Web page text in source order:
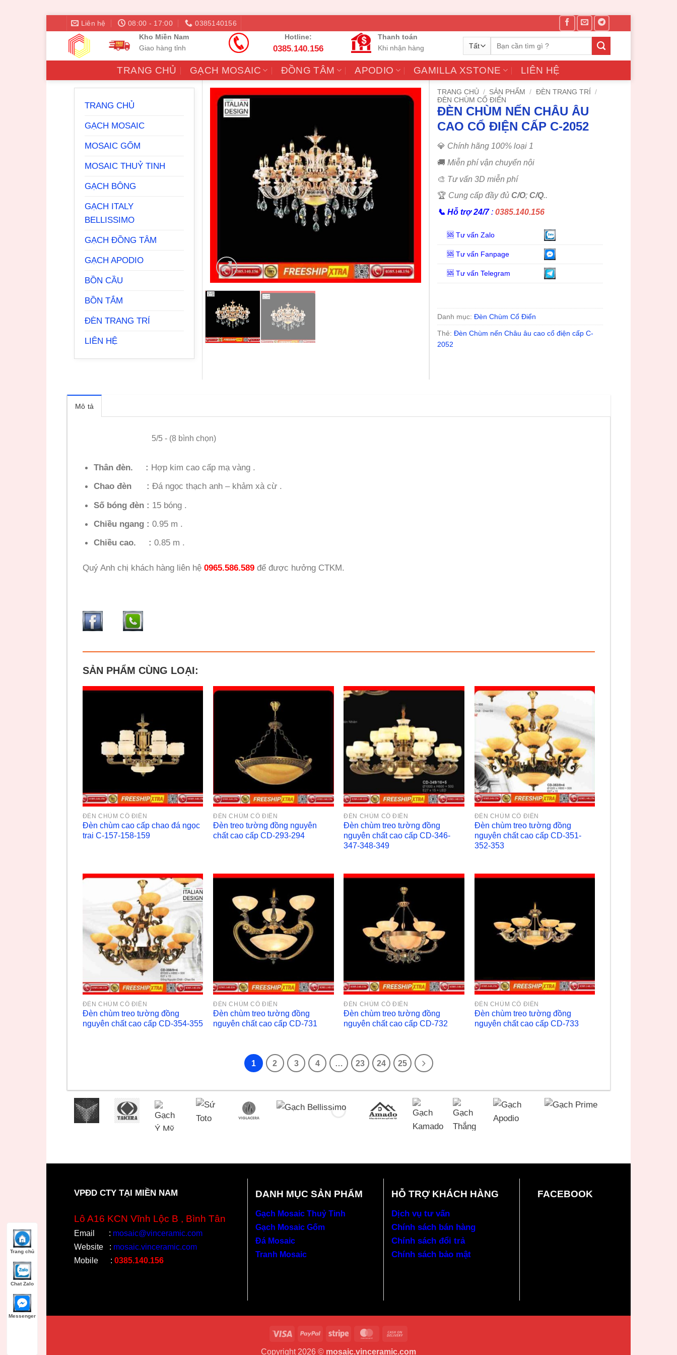
dung
Liên hệ 08:00 - 17:00
0385140156
Kho Miền Nam
Giao hàng tỉnh
Hotline:
0385.140.156
Thanh toán
Khi nhận hàng
Tìm
TRANG CHỦ GẠCH MOSAIC ĐỒNG TÂM APODIO GAMILLA XSTONE LIÊN HỆ
TRANG CHỦ
GẠCH MOSAIC
MOSAIC GỐM
MOSAIC THUỶ TINH
GẠCH BÔNG
GẠCH ITALY
BELLISSIMO
GẠCH ĐỒNG TÂM
GẠCH APODIO
BỒN CẦU
BỒN TẮM
ĐÈN TRANG TRÍ
LIÊN HỆ
TRANG CHỦ / SẢN PHẨM / ĐÈN TRANG TRÍ /
ĐÈN CHÙM CỔ ĐIỂN
ĐÈN CHÙM NẾN CHÂU ÂU
CAO CỔ ĐIỆN CẤP C-2052
💎 Chính hãng 100% loại 1
🚚 Miễn phí vận chuyển nội
🎨 Tư vấn 3D miễn phí
🏆 Cung cấp đầy đủ C/O; C/Q..
📞 Hỗ trợ 24/7: 0385.140.156
🆘 Tư vấn Zalo
🆘 Tư vấn Fanpage
🆘 Tư vấn Telegram
Danh mục: Đèn Chùm Cổ Điển
Thẻ: Đèn Chùm nến Châu âu cao cổ điện cấp C-
2052
Mô tả
5/5 - (8 bình chọn)
Thân đèn. : Hợp kim cao cấp mạ vàng .
Chao đèn : Đá ngọc thạch anh – khảm xà cừ .
Số bóng đèn : 15 bóng .
Chiều ngang : 0.95 m .
Chiều cao. : 0.85 m .
Quý Anh chị khách hàng liên hệ 0965.586.589 để được hưởng CTKM.
SẢN PHẨM CÙNG LOẠI:
ĐÈN CHÙM CỔ ĐIỂN
Đèn chùm cao cấp chao đá ngọc
trai C-157-158-159
ĐÈN CHÙM CỔ ĐIỂN
Đèn treo tường đồng nguyên
chất cao cấp CD-293-294
ĐÈN CHÙM CỔ ĐIỂN
Đèn chùm treo tường đồng
nguyên chất cao cấp CD-346-
347-348-349
ĐÈN CHÙM CỔ ĐIỂN
Đèn chùm treo tường đồng
nguyên chất cao cấp CD-351-
352-353
ĐÈN CHÙM CỔ ĐIỂN
Đèn chùm treo tường đồng
nguyên chất cao cấp CD-354-355
ĐÈN CHÙM CỔ ĐIỂN
Đèn chùm treo tường đồng
nguyên chất cao cấp CD-731
ĐÈN CHÙM CỔ ĐIỂN
Đèn chùm treo tường đồng
nguyên chất cao cấp CD-732
ĐÈN CHÙM CỔ ĐIỂN
Đèn chùm treo tường đồng
nguyên chất cao cấp CD-733
1 2 3 4 … 23 24 25
VPĐD CTY TẠI MIỀN NAM
Lô A16 KCN Vĩnh Lộc B , Bình Tân
Email : mosaic@vinceramic.com
Website
: mosaic.vinceramic.com
Mobile
: 0385.140.156
DANH MỤC SẢN PHẨM
Gạch Mosaic Thuỷ Tinh
Gạch Mosaic Gốm
Đá Mosaic
Tranh Mosaic
HỖ TRỢ KHÁCH HÀNG
Dịch vụ tư vấn
Chính sách bán hàng
Chính sách đổi trả
Chính sách bảo mật
FACEBOOK
Visa PayPal Stripe MasterCard
Copyright 2026 © mosaic.vinceramic.com
Trang chủ
Chat Zalo
Messenger